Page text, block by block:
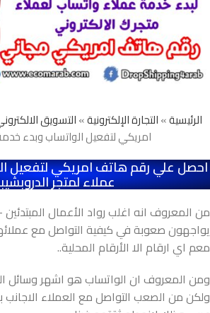
الرئيسية»التجارة الإلكترونية»التسويق
امريكي لتفعيل الواتساب وبدء
احصل علي رقم هاتف امريكي لتفعيل
عملاء لمتجر
من المعروف انه اغلب رواد الأعمال المبتدئين
يواجهون صعوبة في كيفية التواصل مع
معم اي ارقام الا الأرقام المحلية..
ومن المعروف ان الواتساب هو اشهر وسائل
ولكن من الصعب التواصل مع العملاء